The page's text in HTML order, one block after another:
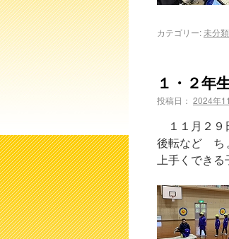
カテゴリー:未分類
１・２年
投稿日： 2024年
１１月２９
後転など ち
上手くでき